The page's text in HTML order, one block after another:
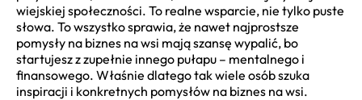
wiejskiej społeczności. To realne wsparcie, nie tylko puste
słowa. To wszystko sprawia, że nawet najprostsze
pomysły na biznes na wsi mają szansę wypalić, bo
startujesz z zupełnie innego pułapu – mentalnego i
finansowego. Właśnie dlatego tak wiele osób szuka
inspiracji i konkretnych pomysłów na biznes na wsi.